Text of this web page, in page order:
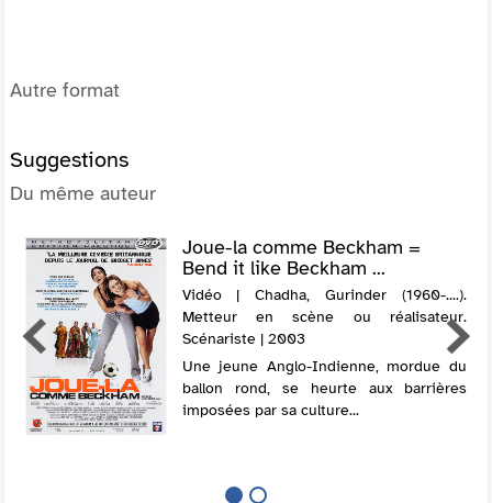
Autre format
Suggestions
Du même auteur
Joue-la comme Beckham =
Bend it like Beckham ...
Vidéo | Chadha, Gurinder (1960-....).
Metteur en scène ou réalisateur.
Scénariste | 2003
Une jeune Anglo-Indienne, mordue du
ballon rond, se heurte aux barrières
imposées par sa culture...